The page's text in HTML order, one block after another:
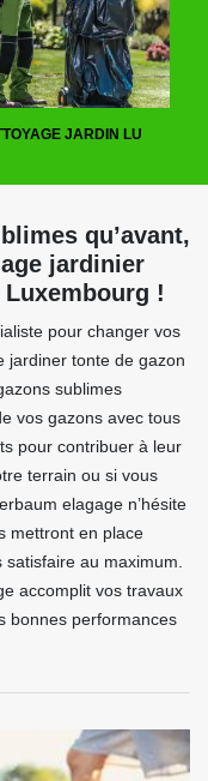
JARDIN LU
qu’avant,
jardinier
Luxembourg !
pour changer vos
jardiner tonte de gazon
sublimes
vos gazons avec tous
pour contribuer à leur
terrain ou si vous
elagage n’hésite
mettront en place
au maximum.
accomplit vos travaux
bonnes performances